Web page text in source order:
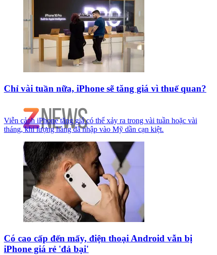
Chỉ vài tuần nữa, iPhone sẽ tăng giá vì thuế quan?
Viễn cảnh iPhone tăng giá có thể xảy ra trong vài tuần hoặc vài
tháng, khi lượng hàng đã nhập vào Mỹ dần cạn kiệt.
Có cao cấp đến mấy, điện thoại Android vẫn bị
iPhone giá rẻ 'đả bại'